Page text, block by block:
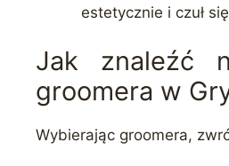
estetycznie i czuł
Jak znaleźć
groomera w
Wybierając groomera,